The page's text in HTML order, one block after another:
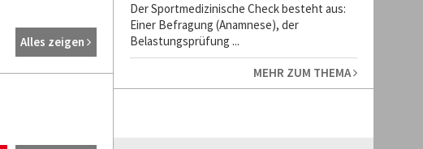
Alles zeigen
Der Sportmedizinische Check besteht aus:
Einer Befragung (Anamnese), der
Belastungsprüfung ...
MEHR ZUM THEMA